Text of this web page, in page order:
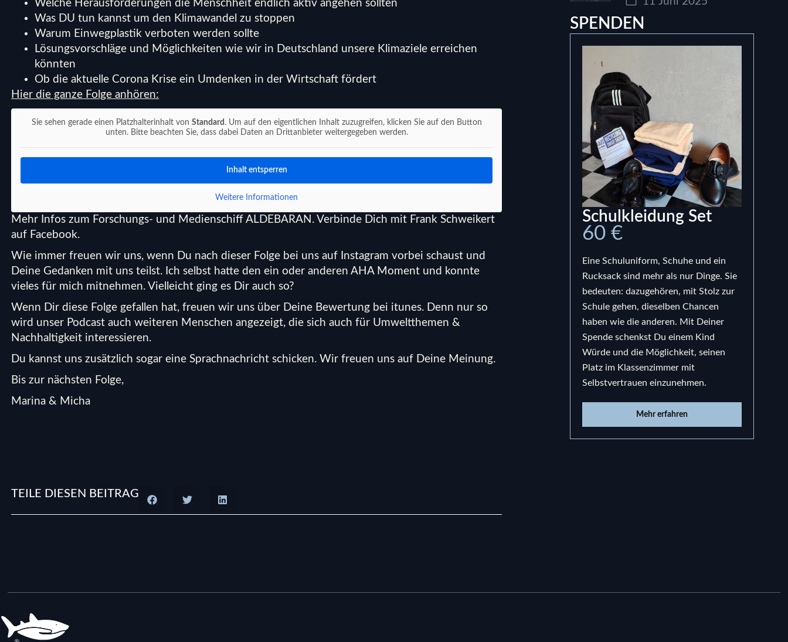
Welche Herausforderungen die Menschheit endlich aktiv angehen sollten
Was DU tun kannst um den Klimawandel zu stoppen
Warum Einwegplastik verboten werden sollte
Lösungsvorschläge und Möglichkeiten wie wir in Deutschland unsere Klimaziele erreichen
könnten
Ob die aktuelle Corona Krise ein Umdenken in der Wirtschaft fördert
Hier die ganze Folge anhören:
Sie sehen gerade einen Platzhalterinhalt von Standard . Um auf den eigentlichen Inhalt zuzugreifen, klicken Sie auf den Button
unten. Bitte beachten Sie, dass dabei Daten an Drittanbieter weitergegeben werden.
Inhalt entsperren
Weitere Informationen
Mehr Infos zum Forschungs- und Medienschiff ALDEBARAN. Verbinde Dich mit Frank Schweikert
auf Facebook.
Wie immer freuen wir uns, wenn Du nach dieser Folge bei uns auf Instagram vorbei schaust und
Deine Gedanken mit uns teilst. Ich selbst hatte den ein oder anderen AHA Moment und konnte
vieles für mich mitnehmen. Vielleicht ging es Dir auch so?
Wenn Dir diese Folge gefallen hat, freuen wir uns über Deine Bewertung bei itunes. Denn nur so
wird unser Podcast auch weiteren Menschen angezeigt, die sich auch für Umweltthemen &
Nachhaltigkeit interessieren.
Du kannst uns zusätzlich sogar eineSprachnachricht schicken. Wir freuen uns auf Deine Meinung.
Bis zur nächsten Folge,
Marina & Micha
TEILE DIESEN BEITRAG
SPENDEN
Schulkleidung Set
60 €
Eine Schuluniform, Schuhe und ein
Rucksack sind mehr als nur Dinge. Sie
bedeuten: dazugehören, mit Stolz zur
Schule gehen, dieselben Chancen
haben wie die anderen. Mit Deiner
Spende schenkst Du einem Kind
Würde und die Möglichkeit, seinen
Platz im Klassenzimmer mit
Selbstvertrauen einzunehmen.
Mehr erfahren